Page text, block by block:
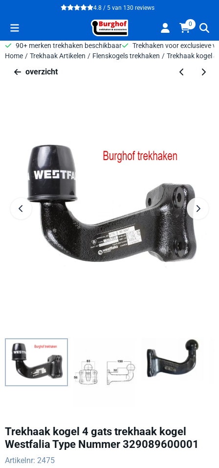
Cookievoorkeuren zijn beschikbaar. Kies instellingen of sta alle
4.8 / 5 van 130 reviews
0
90+ merken trekhaken beschikbaar
Trekhaken voor exclusieve
Home / Trekhaak Artikelen / Flenskogels trekhaken / Trekhaak kogel
overzicht
Trekhaak kogel 4 gats trekhaak kogel
Westfalia Type Nummer 329089600001
Artikelnr: 2475